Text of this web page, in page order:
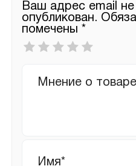
Ваш адрес email не
опубликован.
помечены *
Ваша
оценка
отзыв